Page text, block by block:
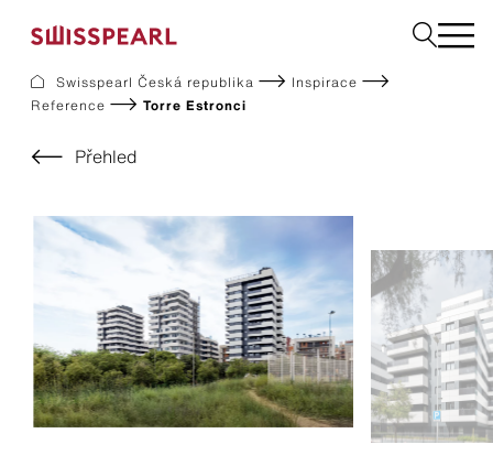
Společnost
Inspirace
Ke stažení
Swisspearl a udržitelnost
Kariéra
Fasády
Konstrukční desky
Swisspearl Česká republika
Inspirace
Reference
Torre Estronci
Přehled